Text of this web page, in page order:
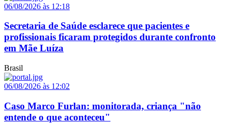
06/08/2026 às 12:18
Secretaria de Saúde esclarece que pacientes e
profissionais ficaram protegidos durante confronto
em Mãe Luíza
Brasil
06/08/2026 às 12:02
Caso Marco Furlan: monitorada, criança "não
entende o que aconteceu"